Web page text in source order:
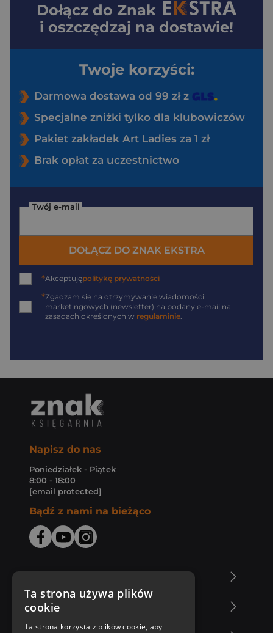
Dołącz do Znak
i oszczędzaj na dostawie!
Twoje korzyści:
Darmowa dostawa od 99 zł z
Specjalne zniżki tylko dla klubowiczów
Pakiet zakładek Art Ladies za 1 zł
Brak opłat za uczestnictwo
Twój e-mail
DOŁĄCZ DO ZNAK EKSTRA
*Akceptujępolitykę prywatności
*Zgadzam się na otrzymywanie wiadomości
marketingowych (newsletter) na podany e-mail na
zasadach określonych w regulaminie.
Napisz do nas
Poniedziałek - Piątek
8:00 - 18:00
[email protected]
Bądź z nami na bieżąco
Zakupy u nas
Ta strona używa plików
cookie
Ta strona korzysta z plików cookie, aby